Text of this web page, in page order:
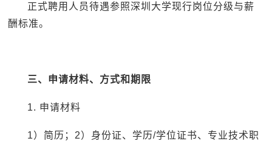
正式聘用人员待遇参照深圳大学现行岗位分级与薪
酬标准。
三、申请材料、方式和期限
1. 申请材料
1）简历；2）身份证、学历/学位证书、专业技术职